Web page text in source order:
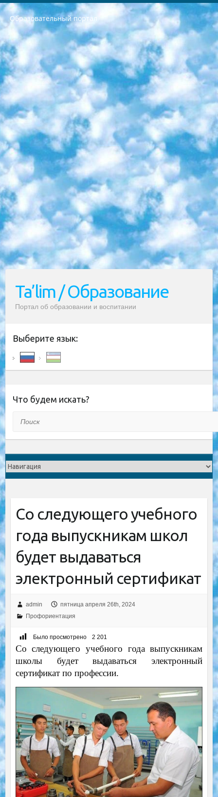
Образовательный портал
РЕСПУБЛИКА УЗБЕКИСТАН МИНИСТРЕРСТВО ДОШКОЛЬНОГО И ШКОЛЬНОГО ОБРАЗОВАНИЯ КОМАНДА в общеобразовательных учреждениях в 2023-2024 учебном году организация и проведение итоговой государственной аттестации обучающихся о Министра дошкольного и школьного образования Республики Узбекистан от 4 марта 2008 года (постановлением Минюста от 20 марта 2008 года № 1778 государственной регистрации) «Итоговое состояние учащихся общего среднего образования на основании положения об утверждении положения об аттестации общего среднего образования выпускной экзамен студентов в образовательных учреждениях в 2023-2024 учебном году В целях организации и прохождения аттестации приказываю: 1. Следующее: перечень предметов, по которым будет проводиться итоговая государственная аттестация и экзамен формы перевода согласно приложению 1; сертификаты международного образца, оценивающие уровень владения иностранными языками перечень согласно приложению 2; 2. Педагогический при специализированных образовательных учреждениях. научно-практический центр квалификации и международной оценки (Д.Давидова) 2024 г. До 25 марта: задания по предметам, по которым будет проводиться итоговая аттестация разработка и утверждение технических условий; итоговая аттестация на основании разработанного предметного задания разработка вопросов по предметам (устно и письменно), экзамен передача; общеобразовательные средние школы и специальные учебные заведения учащиеся выпускных классов школ и интернатов в агентской системе подготовка базы данных экзаменационных материалов и критериев оценки; перевод базы экзаменационных материалов на все языки обучения подать в Республиканский образовательный центр для изготовления; варианты экзаменов на основе разработанных контрольных материалов пусть будут поставлены задачи формирования. 3. Республиканский образовательный центр (Ш.Худайкулов) до 5 апреля 2024 года. до: база данных предоставленных экзаменационных материалов на все языки обучения перевод и экспертиза; для слепых, слабовидящих, глухих, слабослышащих и умственно отсталых детей учащиеся выпускных классов специализированных школ и школ-интернатов база данных экзаменационных материалов на всех преподаваемых языках подготовка критериев оценки; специализированные школы для умственно отсталых детей и технологии для учащихся выпускных классов школ-интернатов разработка соответствующих рекомендаций и критериев проведения ЕГЭ по естествознанию давать задания. 4. Педагогический при специализированных образовательных учреждениях. Научно-практический центр навыков и международной оценки (Д.Давидова), Республика образовательный центр (Худайкулов Ш.) итоговый государственный аттестационный экзамен ориентирован на творческое и логическое мышление при подготовке базы материалов учитывать введение заданий. 5. Следует отметить, что: сертификат государственного образца о знании общеобразовательного предмета и как минимум национальный уровень B1 по предметам на иностранных языках, указанным в Приложении 2. или международно признанный сертификат эквивалентного уровня студенты, изучающие определенный предмет, освобождаются от экзамена; по соответствующим предметам запланирована итоговая государственная аттестация за день до дня, путем жеребьевки Рабочей группой (в письменной форме по предметам, проводимым в форме) из числа сформированных вариантов выбрано 2 варианта; 2 выбранных варианта экзамена анонсированы на официальном сайте министерства и все выпускники по всей стране на основе этих вариантов проводит итоговую государственную аттестацию. 6. Государственное образование учащихся средних общеобразовательных учреждений. знания в соответствии с квалификационными требованиями, которые необходимо приобрести на основании стандартов итоговый (выпускной) контроль для 9 и 11 классов в целях тестирования Экзамены (далее – экзамены) состоят из предметов, перечисленных в приложении 1. будет сделано. 7. Экзамены пройдут с 26 мая по 15 июня 2024 г. (кроме науки физического воспитания). 8. Физическая для учащихся 9 классов общесредних образовательных учреждений. Экзамены по предмету «Образование, квалификация медицина» 1-6 мая 2024 года. сотрудники перевести под присмотр (с отклонениями в физическом или умственном развитии) специализированная школа для детей, школы-интернаты и со сколиозом школы-интернаты санаторного типа для больных детей исключены). 9. Он был слепым, слабовидящим и имел нарушения опорно-двигательного аппарата. экзамены в специализированных школах и интернатах для детей должны проводиться исходя из требований, предъявляемых к общеобразовательным учреждениям (физкультура кроме науки). 10. Специализированная школа для глухих и слабослышащих детей. и экзамены в интернатах и быть реализован в виде письменного теста по математике. 11. Специальность для умственно отсталых детей. Для 9 класса Родной язык и литературное письмо Государственный язык (язык обучения – узбекский). для неклассов) написано Математическое письмо Письменная/устная история Узбекистана Физическое воспитание практично Итоговый контроль Для 11 класса Написание родного языка и литературы (эссе) Математическое письмо Узбекский язык (обучение на узбекском языке) не посещающее общее среднее образование для учреждений)/Образовательное учреждение выбор письменный и устный Иностранный язык письменный/устный Письменная/устная история Узбекистана *По выбору студента:  Химия  Физика  Основы государственного права  География 10 бесплатных образовательных ресурсов - Мы составили подборку онлайн-проектов с интерактивными упражнениями, видеолекциями и статьями. Они помогут вам обрести новые и освежить старые знания бесплатно. 1. «ИНТУИТ» Старейшая образовательная площадка Рунета. Здесь вы найдёте сотни текстовых и видеокурсов на десятки различных тем — от программирования до психологии. Многие курсы подготовлены российскими университетами и крупными международными компаниями вроде Intel и Microsoft. Самостоятельное обучение бесплатное, но желающие могут оплатить услуги персональных наставников. 2. «Смартия» знакомит с актуальными профессиями и подсказывает, как им обучаться. Выбрав заинтересовавшую вас специальность — SMM-специалист, фотограф, веб-дизайнер или другую, — увидите список необходимых для неё умений. Чтобы вы могли освоить их самостоятельно, для каждого умения площадка отображает подборку ссылок на учебные материалы. Хотя «Смартия» ориентируется на русскоязычную аудиторию, часть контента всё же доступна только на английском. 3. «Лекторий Физтеха» Проект Московского физико-технического института (Физтеха). С его помощью вы можете смотреть онлайн серии лекций, записанные на видео в этом вузе. В числе доступных предметов — физика, биология, химия, информационные технологии и другие. К некоторым лекциям администрация ресурса прилагает готовые конспекты, которые можно скачивать в PDF-формате. 4. ITMOcourses Онлайн-площадка Санкт-Петербургского национального исследовательского университета информационных технологий, механики и оптики (ИТМО). Ресурс предоставляет свободный доступ к курсам, разработанным в этом вузе. Каталог материалов разбит на четыре категории: «Оптические системы и технологии», «Приборостроение и робототехника», «Информационные технологии» и «Биотехнологии». Курсы состоят из видеолекций, интерактивных демонстраций и заданий. 5. «КиберЛенинка» Электронная научная библиотека открытого доступа. Каталог площадки регулярно обрастает текстами статей из различных научных изданий. Сгруппированные по журналам и рубрикам публикации можно читать онлайн или скачивать целиком в PDF-формате. Проект нацелен на популяризацию науки за счёт открытого доступа к качественной информации. 6. «ПостНаука» На этом ресурсе публикуют подборки видеолекций, составленные экспертами из разных отраслей и объединённые общими темами. Среди них, к примеру, есть серии «Биоинформатика и геномика», «Культура средневековой Скандинавии» и Cinema Studies о теории кино. Каждая подборка лекций — логически связанная история, рассказанная экспертом от первого лица. Кроме того, на сайте появляются научно-образовательные статьи и тесты на разные темы. 7. «Newочём» Команда проекта «Newочём» отбирает самые интересные тексты из англоязычных СМИ и переводит те из них, за которые голосуют участники сообщества «ВКонтакте». По большей части это научно-популярные статьи. Редакторы придумывают лишь заголовки, в остальном содержание переводов соответствует оригиналам. Полные тексты можно читать прямо в социальной сети. 8. InternetUrok Онлайн-база материалов по основным дисциплинам школьной программы. Информация на сайте структурирована по классам, предметам и темам (урокам). Каждый урок состоит из видеолекций и конспектов. Есть также интерактивные тренажёры и тесты для закрепления пройденного материала. Даже если вы давно окончили школу, возможность повторить программу старших классов всегда может пригодиться. 9. Edutainme Ещё один ресурс об образовании. В отличие от Newtonew, как мне кажется, Edutainme больше ориентируется на представителей индустрии: педагогов, предпринимателей, разработчиков образовательных проектов. Но и любой, кто просто стремится к саморазвитию, найдёт на сайте много полезного и интересного для себя. Например, информацию о новых курсах и образовательных сервисах. 10. Newtonew Онлайн-медиа об образовании и обучении в широком смысле. Авторы Newtonew пишут об инструментах, заведениях, тактиках и стратегиях, которые помогают учить других и получать новые знания самостоятельно. На этой площадке вы найдёте новости, обзоры, аналитические мат
Ta’lim / Образование
Портал об образовании и воспитании
Выберите язык:
Что будем искать?
Со следующего учебного
года выпускникам школ
будет выдаваться
электронный сертификат
admin
пятница апреля 26th, 2024
Профориентация
Было просмотрено 2 201
Со следующего учебного года выпускникам
школы будет выдаваться электронный
сертификат по профессии.